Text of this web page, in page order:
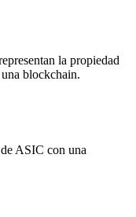
la propiedad
blockchain.
ASIC con una